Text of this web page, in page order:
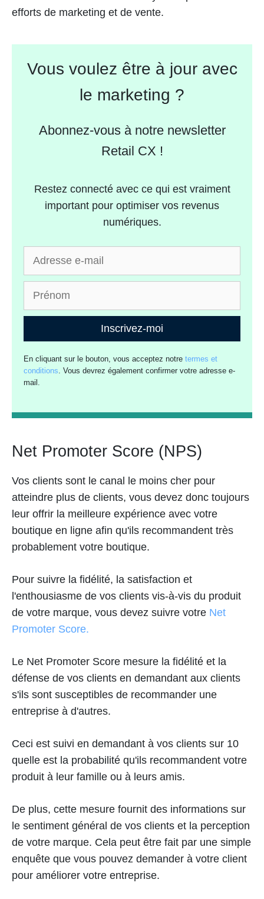
efforts de marketing et de vente.
Vous voulez être à jour avec
le marketing ?
Abonnez-vous à notre newsletter
Retail CX !
Restez connecté avec ce qui est vraiment
important pour optimiser vos revenus
numériques.
Inscrivez-moi
En cliquant sur le bouton, vous acceptez notretermes et
conditions. Vous devrez également confirmer votre adresse e-
mail.
Net Promoter Score (NPS)
Vos clients sont le canal le moins cher pour
atteindre plus de clients, vous devez donc toujours
leur offrir la meilleure expérience avec votre
boutique en ligne afin qu'ils recommandent très
probablement votre boutique.
Pour suivre la fidélité, la satisfaction et
l'enthousiasme de vos clients vis-à-vis du produit
de votre marque, vous devez suivre votre Net
Promoter Score.
Le Net Promoter Score mesure la fidélité et la
défense de vos clients en demandant aux clients
s'ils sont susceptibles de recommander une
entreprise à d'autres.
Ceci est suivi en demandant à vos clients sur 10
quelle est la probabilité qu'ils recommandent votre
produit à leur famille ou à leurs amis.
De plus, cette mesure fournit des informations sur
le sentiment général de vos clients et la perception
de votre marque. Cela peut être fait par une simple
enquête que vous pouvez demander à votre client
pour améliorer votre entreprise.